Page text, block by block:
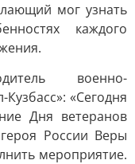
мог узнать
каждого
военно-
«Сегодня
Дня ветеранов
России Веры
мероприятие.